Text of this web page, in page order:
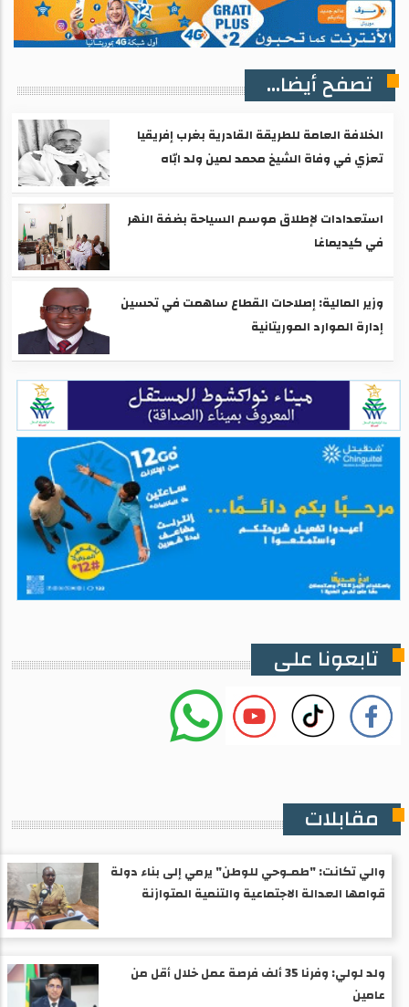
تصفح أيضا...
الخلافة العامة للطريقة القادرية بغرب إفريقيا
تعزي في وفاة الشيخ محمد لمين ولد ابّاه
استعدادات لإطلاق موسم السياحة بضفة النهر
في كيديماغا
وزير المالية: إصلاحات القطاع ساهمت في تحسين
إدارة الموارد الموريتانية
تابعونا على
مقابلات
والي تكانت: "طمـوحي للوطن" يرمي إلى بناء دولة
قوامها العدالة الاجتماعية والتنمية المتوازنة
ولد لولي: وفرنا 35 ألف فرصة عمل خلال أقل من
عامين